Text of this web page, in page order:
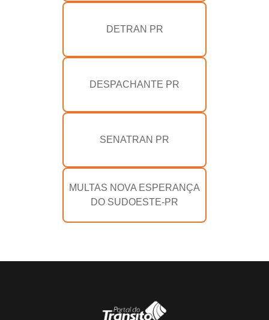
DETRAN PR
DESPACHANTE PR
SENATRAN PR
MULTAS NOVA ESPERANÇA
DO SUDOESTE-PR